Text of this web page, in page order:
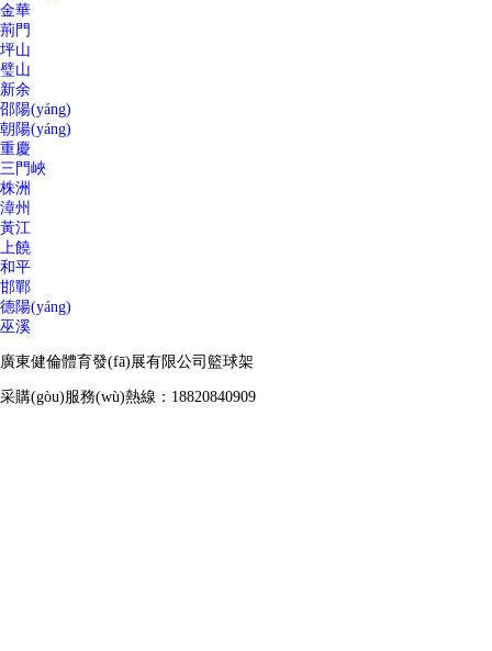
金華
荊門
坪山
璧山
新余
邵陽(yáng)
朝陽(yáng)
重慶
三門峽
株洲
漳州
黃江
上饒
和平
邯鄲
德陽(yáng)
巫溪
廣東健倫體育發(fā)展有限公司籃球架
采購(gòu)服務(wù)熱線：18820840909